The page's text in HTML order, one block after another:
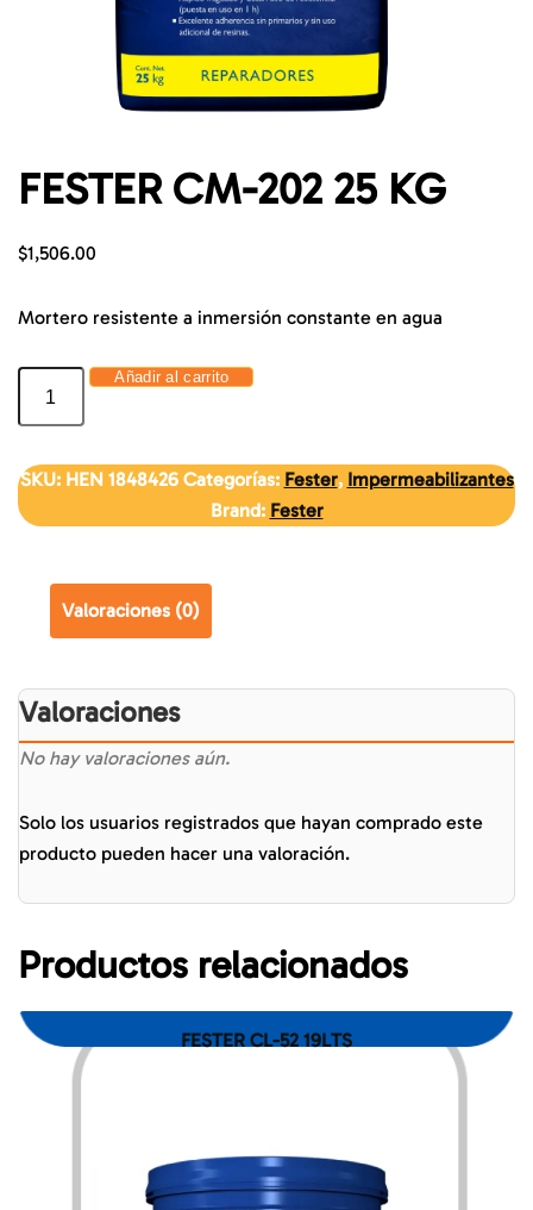
FESTER CM-202 25 KG
$1,506.00
Mortero resistente a inmersión constante en agua
Añadir al carrito
SKU: HEN 1848426 Categorías: Fester, Impermeabilizantes
Brand: Fester
Valoraciones (0)
Valoraciones
No hay valoraciones aún.
Solo los usuarios registrados que hayan comprado este
producto pueden hacer una valoración.
Productos relacionados
FESTER CL-52 19LTS